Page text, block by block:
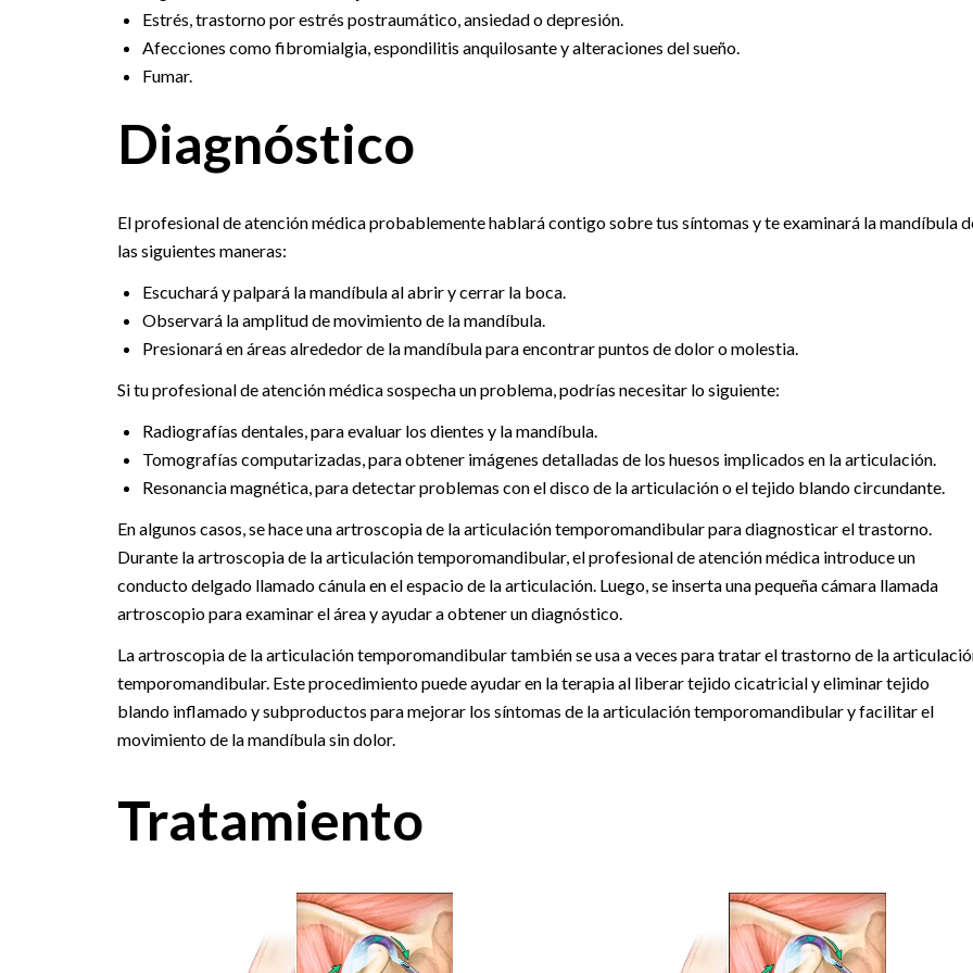
Estrés, trastorno por estrés postraumático, ansiedad o depresión.
Afecciones como fibromialgia, espondilitis anquilosante y alteraciones del sueño.
Fumar.
Diagnóstico
El profesional de atención médica probablemente hablará contigo sobre tus síntomas y te examinará la mandíbula
las siguientes maneras:
Escuchará y palpará la mandíbula al abrir y cerrar la boca.
Observará la amplitud de movimiento de la mandíbula.
Presionará en áreas alrededor de la mandíbula para encontrar puntos de dolor o molestia.
Si tu profesional de atención médica sospecha un problema, podrías necesitar lo siguiente:
Radiografías dentales, para evaluar los dientes y la mandíbula.
Tomografías computarizadas, para obtener imágenes detalladas de los huesos implicados en la articulación.
Resonancia magnética, para detectar problemas con el disco de la articulación o el tejido blando circundante.
En algunos casos, se hace una artroscopia de la articulación temporomandibular para diagnosticar el trastorno.
Durante la artroscopia de la articulación temporomandibular, el profesional de atención médica introduce un
conducto delgado llamado cánula en el espacio de la articulación. Luego, se inserta una pequeña cámara llamada
artroscopio para examinar el área y ayudar a obtener un diagnóstico.
La artroscopia de la articulación temporomandibular también se usa a veces para tratar el trastorno de la
temporomandibular. Este procedimiento puede ayudar en la terapia al liberar tejido cicatricial y eliminar tejido
blando inflamado y subproductos para mejorar los síntomas de la articulación temporomandibular y facilitar el
movimiento de la mandíbula sin dolor.
Tratamiento